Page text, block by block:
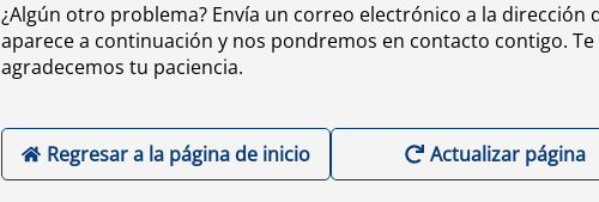
¿Algún otro problema? Envía un correo electrónico a la dirección
aparece a continuación y nos pondremos en contacto contigo. Te
agradecemos tu paciencia.
Regresar a la página de inicio Actualizar página